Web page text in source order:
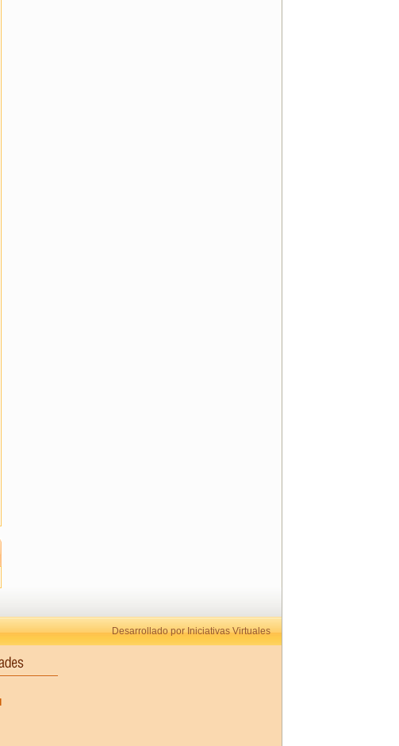
Desarrollado por Iniciativas Virtuales